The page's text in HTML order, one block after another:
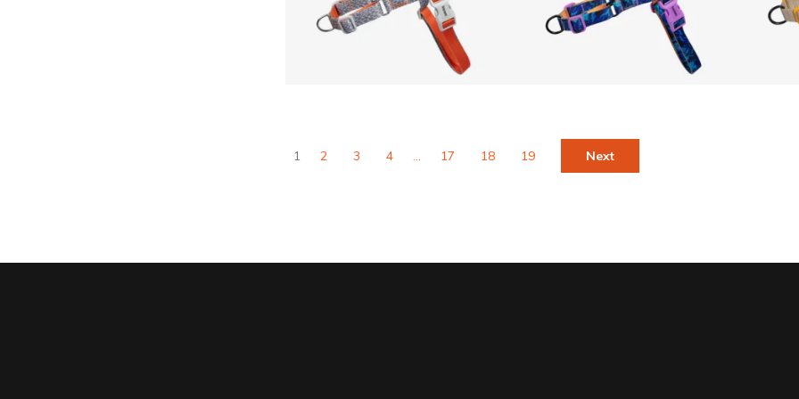
walk Reebok Suede
$68,000.00
walk Reebok Treek
$68,000.00
1 2 3 4 … 17 18 19 Next